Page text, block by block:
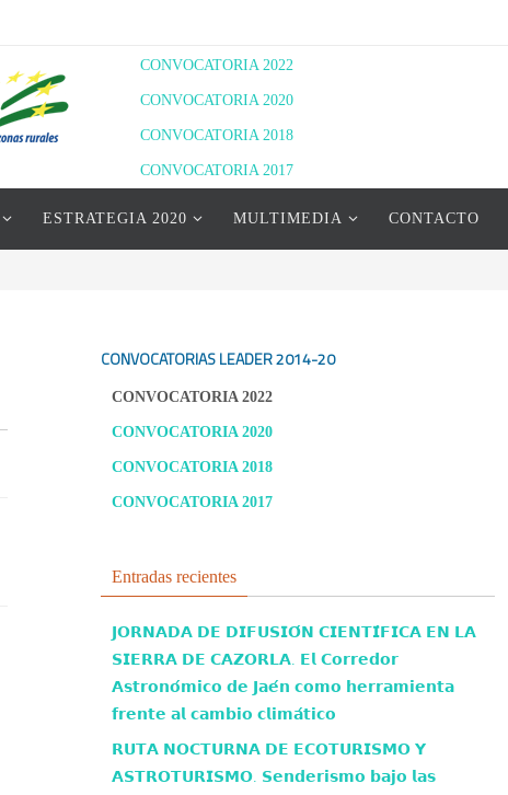
CONVOCATORIA 2022
CONVOCATORIA 2020
CONVOCATORIA 2018
CONVOCATORIA 2017
ESTRATEGIA 2020 MULTIMEDIA CONTACTO
CONVOCATORIAS LEADER2014-20
CONVOCATORIA 2022
CONVOCATORIA 2020
CONVOCATORIA 2018
CONVOCATORIA 2017
Entradas recientes
𝗝𝗢𝗥𝗡𝗔𝗗𝗔 𝗗𝗘 𝗗𝗜𝗙𝗨𝗦𝗜𝗢́𝗡 𝗖𝗜𝗘𝗡𝗧𝗜́𝗙𝗜𝗖𝗔 𝗘𝗡 𝗟𝗔
𝗦𝗜𝗘𝗥𝗥𝗔 𝗗𝗘 𝗖𝗔𝗭𝗢𝗥𝗟𝗔. 𝗘𝗹 𝗖𝗼𝗿𝗿𝗲𝗱𝗼𝗿
𝗔𝘀𝘁𝗿𝗼𝗻𝗼́𝗺𝗶𝗰𝗼 𝗱𝗲 𝗝𝗮𝗲́𝗻 𝗰𝗼𝗺𝗼 𝗵𝗲𝗿𝗿𝗮𝗺𝗶𝗲𝗻𝘁𝗮
𝗳𝗿𝗲𝗻𝘁𝗲 𝗮𝗹 𝗰𝗮𝗺𝗯𝗶𝗼 𝗰𝗹𝗶𝗺𝗮́𝘁𝗶𝗰𝗼
𝗥𝗨𝗧𝗔 𝗡𝗢𝗖𝗧𝗨𝗥𝗡𝗔 𝗗𝗘 𝗘𝗖𝗢𝗧𝗨𝗥𝗜𝗦𝗠𝗢 𝗬
𝗔𝗦𝗧𝗥𝗢𝗧𝗨𝗥𝗜𝗦𝗠𝗢. 𝗦𝗲𝗻𝗱𝗲𝗿𝗶𝘀𝗺𝗼 𝗯𝗮𝗷𝗼 𝗹𝗮𝘀